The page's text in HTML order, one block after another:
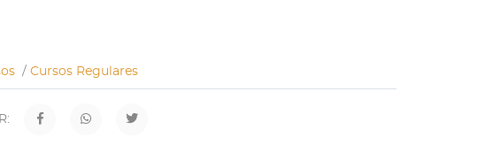
/ Cursos Regulares